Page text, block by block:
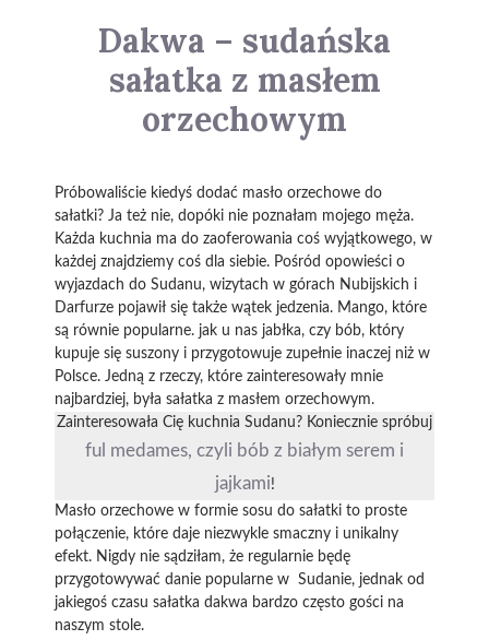
Dakwa – sudańska
sałatka z masłem
orzechowym
Próbowaliście kiedyś dodać masło orzechowe do
sałatki? Ja też nie, dopóki nie poznałam mojego męża.
Każda kuchnia ma do zaoferowania coś wyjątkowego, w
każdej znajdziemy coś dla siebie. Pośród opowieści o
wyjazdach do Sudanu, wizytach w górach Nubijskich i
Darfurze pojawił się także wątek jedzenia. Mango, które
są równie popularne. jak u nas jabłka, czy bób, który
kupuje się suszony i przygotowuje zupełnie inaczej niż w
Polsce. Jedną z rzeczy, które zainteresowały mnie
najbardziej, była sałatka z masłem orzechowym.
Zainteresowała Cię kuchnia Sudanu? Koniecznie spróbuj
ful medames, czyli bób z białym serem i
jajkami!
Masło orzechowe w formie sosu do sałatki to proste
połączenie, które daje niezwykle smaczny i unikalny
efekt. Nigdy nie sądziłam, że regularnie będę
przygotowywać danie popularne w Sudanie, jednak od
jakiegoś czasu sałatka dakwa bardzo często gości na
naszym stole.